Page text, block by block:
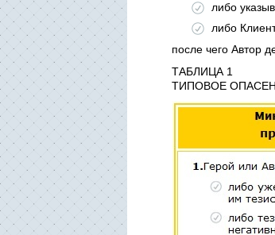
либо
либо
после чего Автор
ТАБЛИЦА 1
ТИПОВОЕ